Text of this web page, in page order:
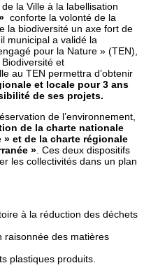
la Ville à la labellisation
conforte la volonté de la
la biodiversité un axe fort de
municipal a validé la
pour la Nature » (TEN),
et
au TEN permettra d’obtenir
et locale pour 3 ans
de ses projets.
de l’environnement,
de la charte nationale
et de la charte régionale
». Ces deux dispositifs
les collectivités dans un plan
à la réduction des déchets
des matières
plastiques produits.